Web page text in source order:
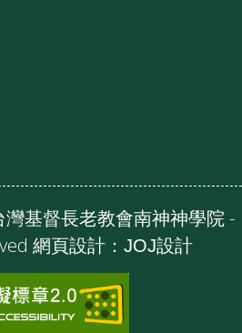
基督長老教會南神神學院 -
網頁設計： JOJ設計